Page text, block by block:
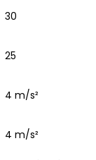
30
25
4 m/s²
4 m/s²